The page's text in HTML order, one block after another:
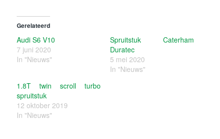
Gerelateerd
Audi S6 V10
7 juni 2020
In "Nieuws"
Spruitstuk Caterham
Duratec
5 mei 2020
In "Nieuws"
1.8T twin scroll turbo
spruitstuk
12 oktober 2019
In "Nieuws"